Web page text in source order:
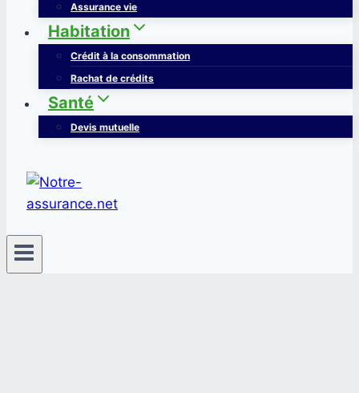
Assurance vie
Habitation
Crédit à la consommation
Rachat de crédits
Santé
Devis mutuelle